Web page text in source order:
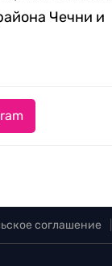
Чечни и
соглашение